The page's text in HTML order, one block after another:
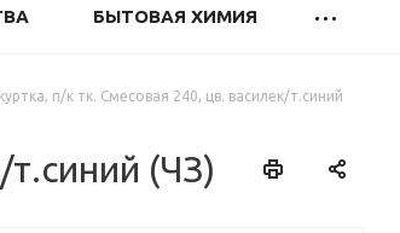
БЫТОВАЯ ХИМИЯ
п/к тк. Смесовая 240, цв. василек/т.синий
(ЧЗ)